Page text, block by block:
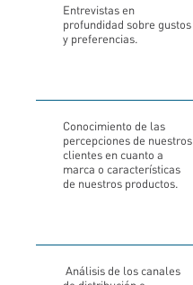
Entrevistas en
profundidad sobre gustos
y preferencias.
Conocimiento de las
percepciones de nuestros
clientes en cuanto a
marca o características
de nuestros productos.
Análisis de los canales